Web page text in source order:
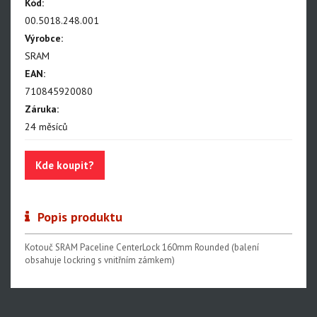
NX Eagle
SX Eagle
X01DH
GX
GX DH
NX
Hammerhead Karoo
Red AXS E1
Force AXS E1
Kód:
00.5018.248.001
Výrobce:
SRAM
EAN:
710845920080
Záruka:
24 měsíců
Kde koupit?
Popis produktu
Kotouč SRAM Paceline CenterLock 160mm Rounded (balení
obsahuje lockring s vnitřním zámkem)